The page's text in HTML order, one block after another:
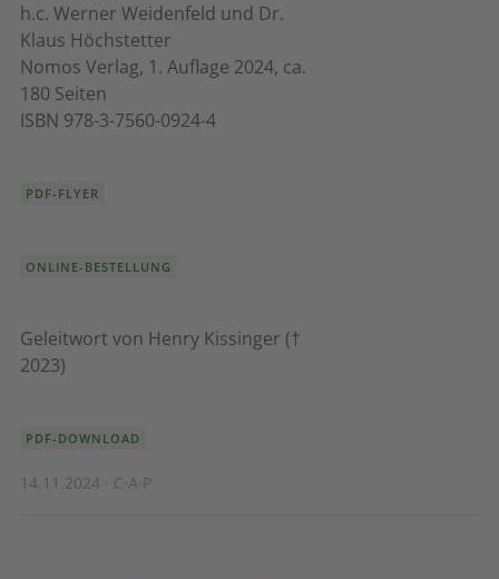
h.c. Werner Weidenfeld und Dr.
Klaus Höchstetter
Nomos Verlag, 1. Auflage 2024, ca.
180 Seiten
ISBN 978-3-7560-0924-4
PDF-FLYER
ONLINE-BESTELLUNG
Geleitwort von Henry Kissinger (†
2023)
PDF-DOWNLOAD
14.11.2024 · C·A·P